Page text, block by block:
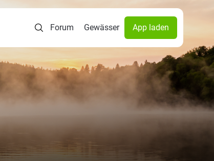
Forum Gewässer App laden